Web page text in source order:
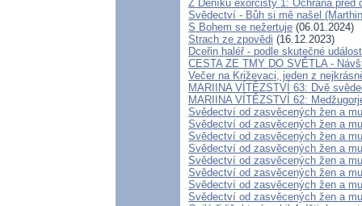
Z Deníku exorcisty 1: Ochrana před
Svědectví - Bůh si mě našel
S Bohem se nežertuje (06.01.2024)
Strach ze zpovědi (16.12.2023)
Dceřin haléř - podle skutečné
CESTA ZE TMY DO SVĚTLA -
Večer na Križevaci, jeden z
MARIINA VÍTĚZSTVÍ 63: Dvě
MARIINA VÍTĚZSTVÍ 62:
Svědectví od zasvěcených žen a
Svědectví od zasvěcených žen a
Svědectví od zasvěcených žen a
Svědectví od zasvěcených žen a
Svědectví od zasvěcených žen a
Svědectví od zasvěcených žen a
Svědectví od zasvěcených žen a
Svědectví od zasvěcených žen a